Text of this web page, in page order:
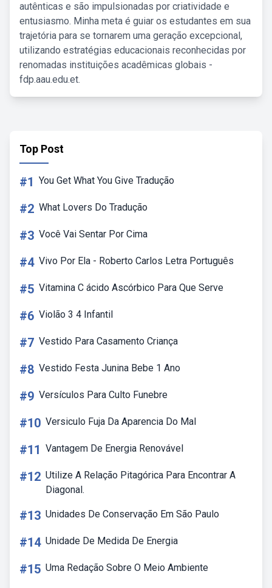
autênticas e são impulsionadas por criatividade e
entusiasmo. Minha meta é guiar os estudantes em sua
trajetória para se tornarem uma geração excepcional,
utilizando estratégias educacionais reconhecidas por
renomadas instituições acadêmicas globais -
fdp.aau.edu.et.
Top Post
#1 You Get What You Give Tradução
#2 What Lovers Do Tradução
#3 Você Vai Sentar Por Cima
#4 Vivo Por Ela - Roberto Carlos Letra Português
#5 Vitamina C ácido Ascórbico Para Que Serve
#6 Violão 3 4 Infantil
#7 Vestido Para Casamento Criança
#8 Vestido Festa Junina Bebe 1 Ano
#9 Versículos Para Culto Funebre
#10 Versiculo Fuja Da Aparencia Do Mal
#11 Vantagem De Energia Renovável
#12 Utilize A Relação Pitagórica Para Encontrar A
Diagonal.
#13 Unidades De Conservação Em São Paulo
#14 Unidade De Medida De Energia
#15 Uma Redação Sobre O Meio Ambiente